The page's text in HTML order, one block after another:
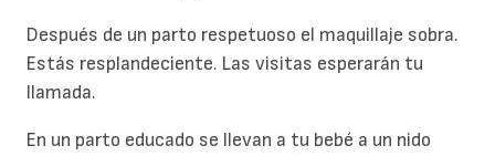
Después de un parto respetuoso el maquillaje sobra.
Estás resplandeciente. Las visitas esperarán tu
llamada.
En un parto educado se llevan a tu bebé a un nido